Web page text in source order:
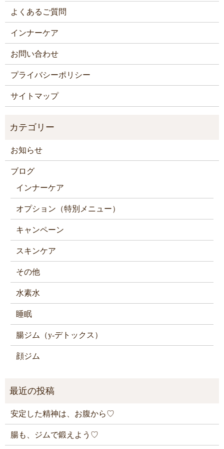
よくあるご質問
インナーケア
お問い合わせ
プライバシーポリシー
サイトマップ
お知らせ
ブログ
インナーケア
オプション（特別メニュー）
キャンペーン
スキンケア
その他
水素水
睡眠
腸ジム（y-デトックス）
顔ジム
安定した精神は、お腹から♡
腸も、ジムで鍛えよう♡